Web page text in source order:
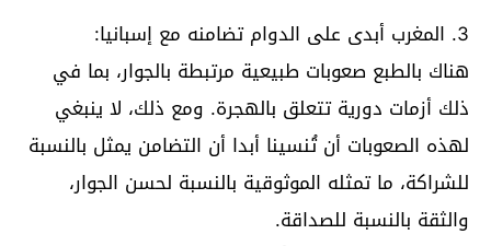
3. المغرب أبدى على الدوام تضامنه مع إسبانيا:
هناك بالطبع صعوبات طبيعية مرتبطة بالجوار، بما في
ذلك أزمات دورية تتعلق بالهجرة. ومع ذلك، لا ينبغي
لهذه الصعوبات أن تُنسينا أبدا أن التضامن يمثل بالنسبة
للشراكة، ما تمثله الموثوقية بالنسبة لحسن الجوار،
والثقة بالنسبة للصداقة.